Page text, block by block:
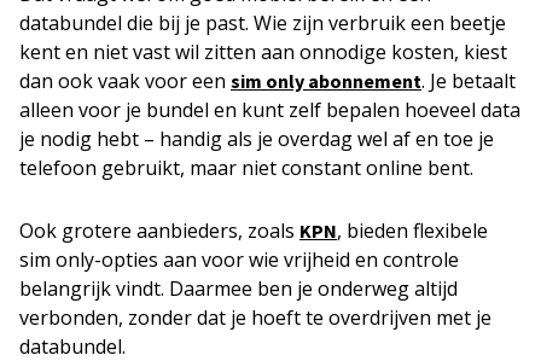
databundel die bij je past. Wie zijn verbruik een beetje
kent en niet vast wil zitten aan onnodige kosten, kiest
dan ook vaak voor een sim only abonnement. Je betaalt
alleen voor je bundel en kunt zelf bepalen hoeveel data
je nodig hebt – handig als je overdag wel af en toe je
telefoon gebruikt, maar niet constant online bent.
Ook grotere aanbieders, zoals KPN, bieden flexibele
sim only-opties aan voor wie vrijheid en controle
belangrijk vindt. Daarmee ben je onderweg altijd
verbonden, zonder dat je hoeft te overdrijven met je
databundel.